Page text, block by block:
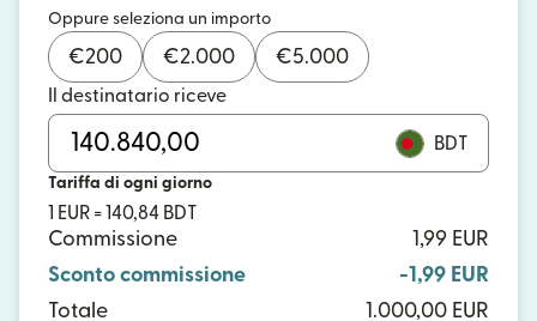
Oppure seleziona un importo
€200 €2.000 €5.000
Il destinatario riceve
BDT
Tariffa di ogni giorno
1 EUR = 140,84 BDT
Commissione
1,99 EUR
Sconto commissione
-1,99 EUR
Totale
1.000,00 EUR